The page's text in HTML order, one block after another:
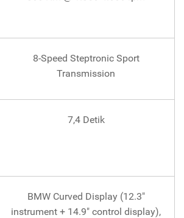
8-Speed Steptronic Sport
Transmission
7,4 Detik
BMW Curved Display (12.3"
instrument + 14.9" control display),